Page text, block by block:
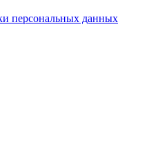
персональных данных